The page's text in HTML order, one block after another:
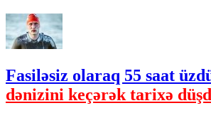
Fasiləsiz olaraq 55 saat
dənizini keçərək tarixə